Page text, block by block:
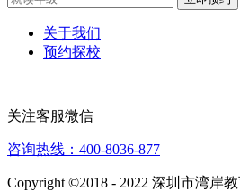
关于我们
预约探校
关注客服微信
咨询热线：400-8036-877
Copyright ©2018 - 2022 深圳市湾岸